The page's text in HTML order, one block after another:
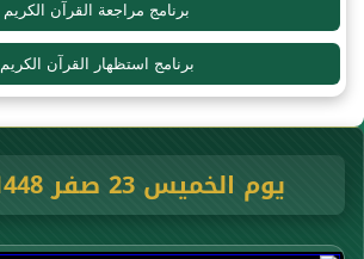
برنامج مراجعة القرآن الكريم
برنامج استظهار القرآن الكريم
يوم الخميس 23 صفر 1448 هجرية